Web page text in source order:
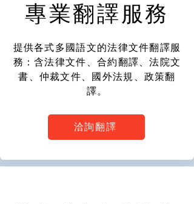
專業翻譯服務
提供各式多國語文的法律文件翻譯服
務：含法律文件、合約翻譯、法院文
書、仲裁文件、國外法規、政策翻
譯。
洽詢翻譯